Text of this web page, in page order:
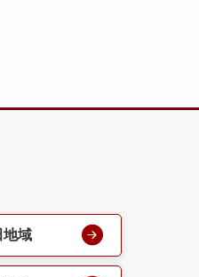
地域